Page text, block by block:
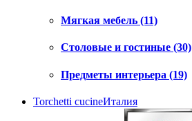
Мягкая мебель (11)
Столовые и гостиные (30)
Предметы интерьера (19)
Torchetti cucineИталия